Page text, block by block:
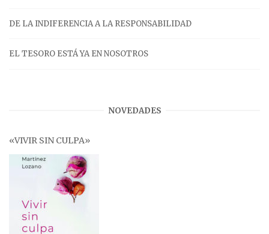
DE LA INDIFERENCIA A LA RESPONSABILIDAD
EL TESORO ESTÁ YA EN NOSOTROS
NOVEDADES
«VIVIR SIN CULPA»